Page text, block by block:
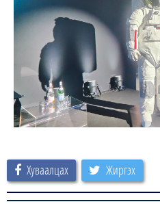
Хуваалцах Жиргэх